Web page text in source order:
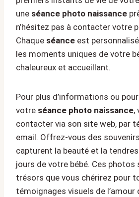
une séance photo naissance
n’hésitez pas à contacter votre
Chaque séance est
les moments uniques de votre
chaleureux et accueillant.
Pour plus d’informations ou
votre séance photo naissance,
contacter via son site web, par
email. Offrez-vous des
capturent la beauté et la
jours de votre bébé. Ces photos
trésors que vous chérirez pour
témoignages visuels de